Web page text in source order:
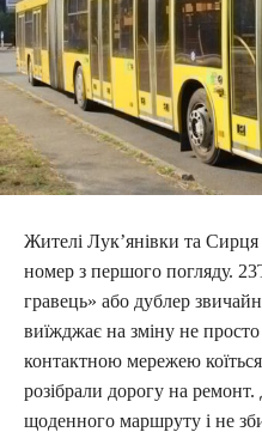
Жителі Лук’янівки та Сирця
номер з першого погляду.
гравець» або дублер
виїжджає на зміну не
контактною мережею коїться
розібрали дорогу на
щоденного маршруту і не